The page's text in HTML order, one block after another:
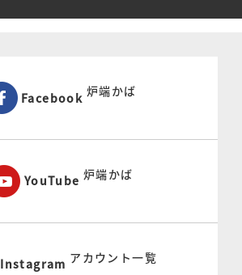
Facebook 炉端かば
YouTube 炉端かば
Instagram アカウント一覧